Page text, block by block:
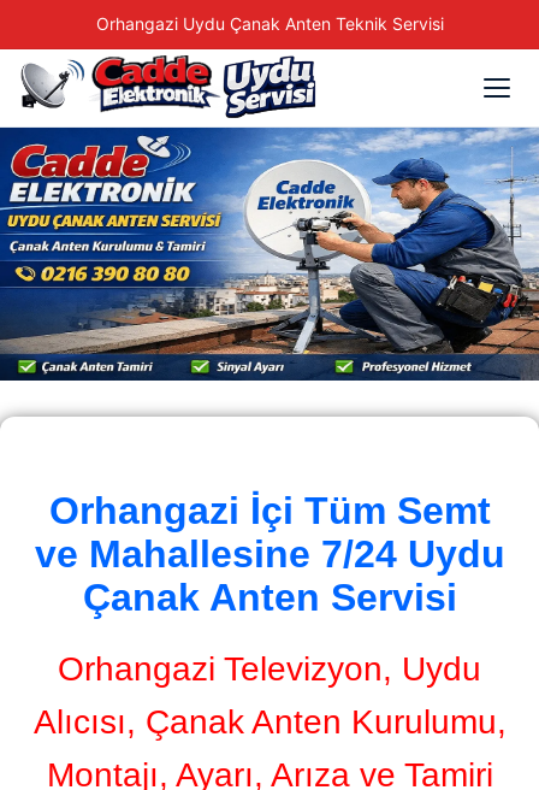
Orhangazi Uydu Çanak Anten Teknik Servisi
Orhangazi İçi Tüm Semt
ve Mahallesine 7/24 Uydu
Çanak Anten Servisi
Orhangazi Televizyon, Uydu
Alıcısı, Çanak Anten Kurulumu,
Montajı, Ayarı, Arıza ve Tamiri